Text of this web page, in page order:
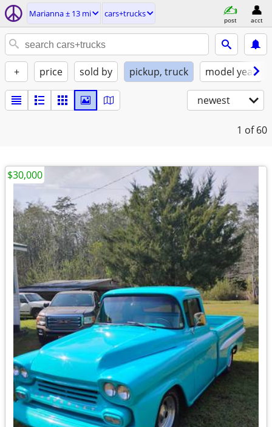
Marianna ± 13 mi cars+trucks
post acct
+ price sold by pickup, truck model year
newest
1 of 60
$30,000